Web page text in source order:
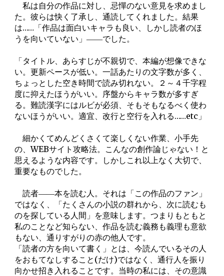
私は自分の作品に対し、忌憚のない意見を求めまし
た。彼らは快く了承し、通読してくれました。結果
は……「作品は面白いキャラも良い、しかし読者のほ
うを向いていない」――でした。
「タイトル、あらすじが不親切で、本編が想像できな
い。更新ペースが低い。一話あたりの文字数が多く、
ちょっとした空き時間で読み切れない。２～４千字程
度に抑えたほうがいい。序盤からキャラ数が多すぎ
る。難読漢字にはルビが必須、そもそもなるべく使わ
ないほうがいい。適宜、改行と空行を入れる……etc」
細かくてめんどくさくて楽しくない作業、小手先
の、WEBサイト攻略法。こんなの創作論じゃない！と
思えるような内容です。しかしこれ以上なく大切で、
重要なものでした。
読者――本を読む人。それは「この作品のファン」
ではなく、「たくさんの小説の群れから、次に読むも
のを探している人間」を意味します。つまりもともと
私のことなど知らない、作品を読む義務も義理も意欲
もない、通りすがりの赤の他人です。
「読者の方を向いて書く」とは、今読んでいるその人
をおもてなしすること(だけ)ではなく、通行人を振り
向かせ招き入れることです。当時の私には、その意識